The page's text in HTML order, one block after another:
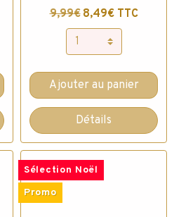
9,99€ 8,49€ TTC
Ajouter au panier
Détails
Sélection Noël
Promo